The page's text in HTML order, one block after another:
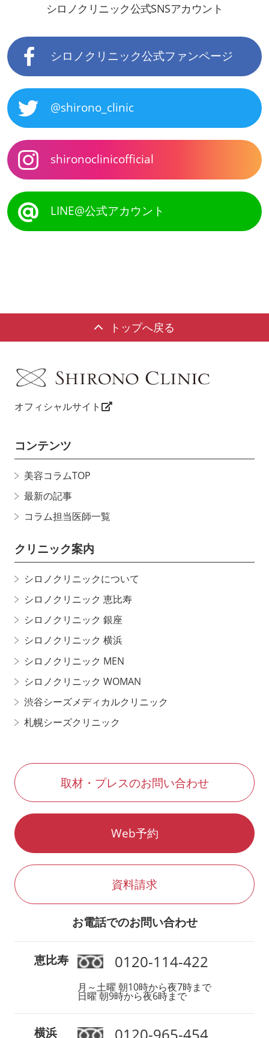
シロノクリニック公式SNSアカウント
シロノクリニック公式ファンページ
@shirono_clinic
shironoclinicofficial
LINE@公式アカウント
トップへ戻る
オフィシャルサイト
コンテンツ
美容コラムTOP
最新の記事
コラム担当医師一覧
クリニック案内
シロノクリニックについて
シロノクリニック 恵比寿
シロノクリニック 銀座
シロノクリニック 横浜
シロノクリニック MEN
シロノクリニック WOMAN
渋谷シーズメディカルクリニック
札幌シーズクリニック
取材・プレスのお問い合わせ
Web予約
資料請求
お電話でのお問い合わせ
恵比寿 0120-114-422
月～土曜 朝10時から夜7時まで
日曜 朝9時から夜6時まで
横浜 0120-965-454